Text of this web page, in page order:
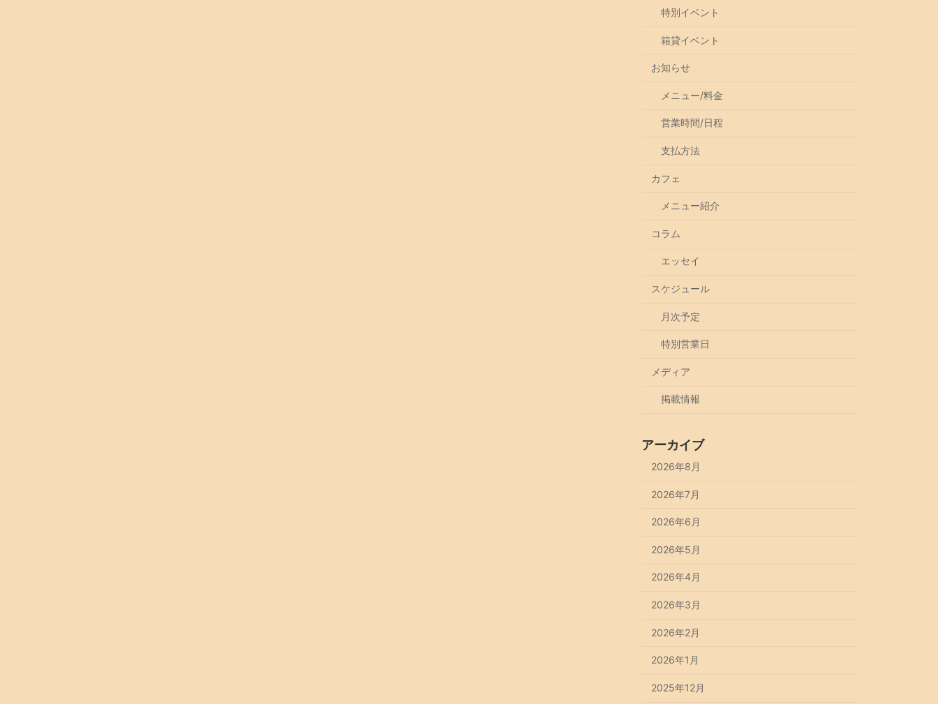
特別イベント
箱貸イベント
お知らせ
メニュー/料金
営業時間/日程
支払方法
カフェ
メニュー紹介
コラム
エッセイ
スケジュール
月次予定
特別営業日
メディア
掲載情報
アーカイブ
2026年8月
2026年7月
2026年6月
2026年5月
2026年4月
2026年3月
2026年2月
2026年1月
2025年12月